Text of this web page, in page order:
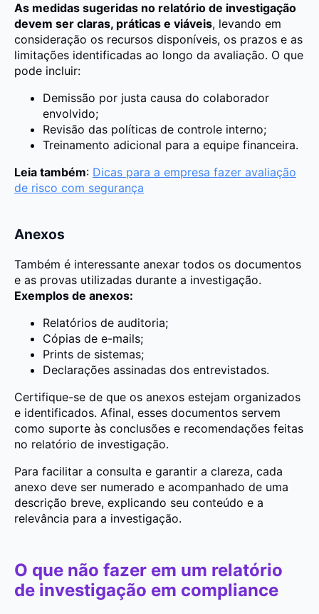
As medidas sugeridas no relatório de investigação
devem ser claras, práticas e viáveis, levando em
consideração os recursos disponíveis, os prazos e as
limitações identificadas ao longo da avaliação. O que
pode incluir:
Demissão por justa causa do colaborador
envolvido;
Revisão das políticas de controle interno;
Treinamento adicional para a equipe financeira.
Leia também: Dicas para a empresa fazer avaliação
de risco com segurança
Anexos
Também é interessante anexar todos os documentos
e as provas utilizadas durante a investigação.
Exemplos de anexos:
Relatórios de auditoria;
Cópias de e-mails;
Prints de sistemas;
Declarações assinadas dos entrevistados.
Certifique-se de que os anexos estejam organizados
e identificados. Afinal, esses documentos servem
como suporte às conclusões e recomendações feitas
no relatório de investigação.
Para facilitar a consulta e garantir a clareza, cada
anexo deve ser numerado e acompanhado de uma
descrição breve, explicando seu conteúdo e a
relevância para a investigação.
O que não fazer em um relatório
de investigação em compliance